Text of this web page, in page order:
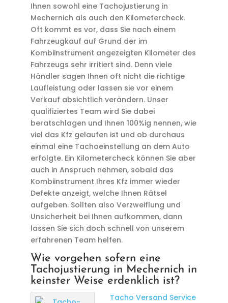
Ihnen sowohl eine Tachojustierung in
Mechernich als auch den Kilometercheck.
Oft kommt es vor, dass Sie nach einem
Fahrzeugkauf auf Grund der im
Kombiinstrument angezeigten Kilometer des
Fahrzeugs sehr irritiert sind. Denn viele
Händler sagen Ihnen oft nicht die richtige
Laufleistung oder lassen sie vor einem
Verkauf absichtlich verändern. Unser
qualifiziertes Team wird Sie dabei
beratschlagen und Ihnen 100%ig nennen, wie
viel das Kfz gelaufen ist und ob durchaus
einmal eine Tachoeinstellung an dem Auto
erfolgte. Ein Kilometercheck können Sie aber
auch in Anspruch nehmen, sobald das
Kombiinstrument Ihres Kfz immer wieder
Defekte anzeigt, welche Ihnen Rätsel
aufgeben. Sollten also Verzweiflung und
Unsicherheit bei Ihnen aufkommen, dann
lassen Sie sich doch schnell von unserem
erfahrenen Team helfen.
Wie vorgehen sofern eine
Tachojustierung in Mechernich in
keinster Weise erdenklich ist?
Tacho Versand Service